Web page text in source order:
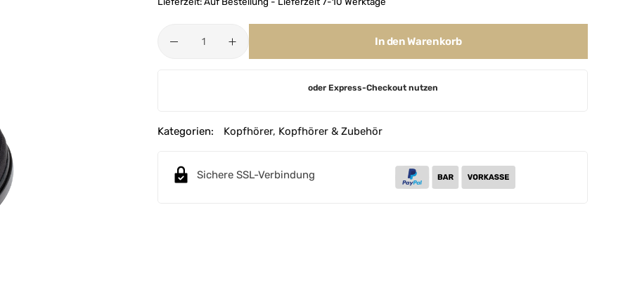
In den Warenkorb
e
oder Express-Checkout nutzen
Kategorien: Kopfhörer, Kopfhörer & Zubehör
Sichere SSL-Verbindung